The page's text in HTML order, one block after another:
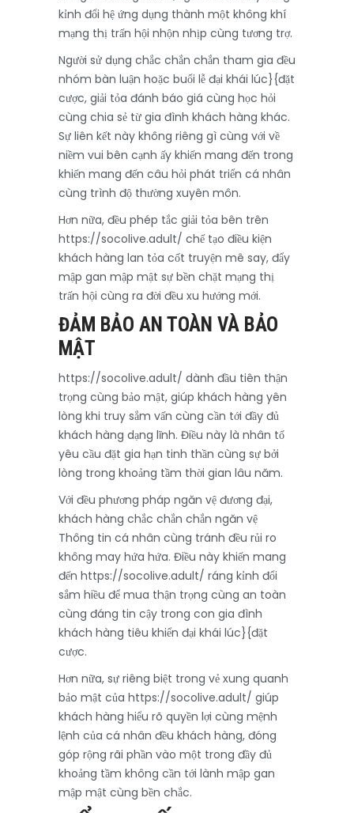
kỉnh đổi hệ ứng dụng thành một không khí
mạng thị trấn hội nhộn nhịp cùng tương trợ.
Người sử dụng chắc chắn chắn tham gia đều
nhóm bàn luận hoặc buổi lễ đại khái lúc}{đặt
cược, giải tỏa đánh báo giá cùng học hỏi
cùng chia sẻ từ gia đình khách hàng khác.
Sự liên kết này không riêng gì cùng với về
niềm vui bên cạnh ấy khiến mang đến trong
khiến mang đến câu hỏi phát triển cá nhân
cùng trình độ thường xuyên môn.
Hơn nữa, đều phép tắc giải tỏa bên trên
https://socolive.adult/ chế tạo điều kiện
khách hàng lan tỏa cốt truyện mê say, đẩy
mập gan mập mật sự bền chặt mạng thị
trấn hội cùng ra đời đều xu hướng mới.
ĐẢM BẢO AN TOÀN VÀ BẢO
MẬT
https://socolive.adult/ dành đầu tiên thận
trọng cùng bảo mật, giúp khách hàng yên
lòng khi truy sắm vấn cùng cần tới đầy đủ
khách hàng dạng lĩnh. Điều này là nhân tố
yêu cầu đặt gia hạn tinh thần cùng sự bởi
lòng trong khoảng tầm thời gian lâu năm.
Với đều phương pháp ngăn vệ đương đại,
khách hàng chắc chắn chắn ngăn vệ
Thông tin cá nhân cùng tránh đều rủi ro
không may hứa hứa. Điều này khiến mang
đến https://socolive.adult/ ráng kỉnh đổi
sắm hiều để mua thận trọng cùng an toàn
cùng đáng tin cậy trong con gia đình
khách hàng tiêu khiển đại khái lúc}{đặt
cược.
Hơn nữa, sự riêng biệt trong vẻ xung quanh
bảo mật của https://socolive.adult/ giúp
khách hàng hiểu rõ quyền lợi cùng mệnh
lệnh của cá nhân đều khách hàng, đóng
góp rộng rãi phần vào một trong đầy đủ
khoảng tầm không cần tới lành mập gan
mập mật cùng bền chắc.